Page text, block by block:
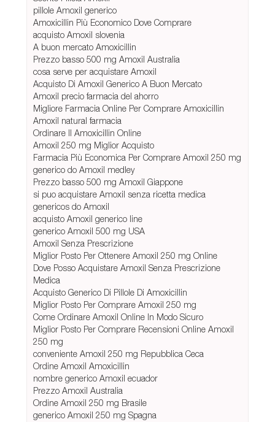
pillole Amoxil generico
Amoxicillin Più Economico Dove Comprare
acquisto Amoxil slovenia
A buon mercato Amoxicillin
Prezzo basso 500 mg Amoxil Australia
cosa serve per acquistare Amoxil
Acquisto Di Amoxil Generico A Buon Mercato
Amoxil precio farmacia del ahorro
Migliore Farmacia Online Per Comprare Amoxicillin
Amoxil natural farmacia
Ordinare Il Amoxicillin Online
Amoxil 250 mg Miglior Acquisto
Farmacia Più Economica Per Comprare Amoxil 250 mg
generico do Amoxil medley
Prezzo basso 500 mg Amoxil Giappone
si puo acquistare Amoxil senza ricetta medica
genericos do Amoxil
acquisto Amoxil generico line
generico Amoxil 500 mg USA
Amoxil Senza Prescrizione
Miglior Posto Per Ottenere Amoxil 250 mg Online
Dove Posso Acquistare Amoxil Senza Prescrizione
Medica
Acquisto Generico Di Pillole Di Amoxicillin
Miglior Posto Per Comprare Amoxil 250 mg
Come Ordinare Amoxil Online In Modo Sicuro
Miglior Posto Per Comprare Recensioni Online Amoxil
250 mg
conveniente Amoxil 250 mg Repubblica Ceca
Ordine Amoxil Amoxicillin
nombre generico Amoxil ecuador
Prezzo Amoxil Australia
Ordine Amoxil 250 mg Brasile
generico Amoxil 250 mg Spagna